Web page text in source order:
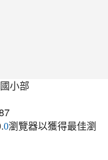
小部
0link
瀏覽器以獲得最佳瀏